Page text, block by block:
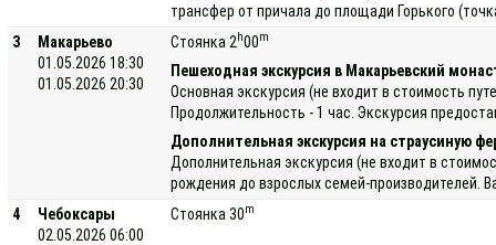
трансфер от причала до площади Горького
3
Макарьево
01.05.2026 18:30
01.05.2026 20:30
Стоянка 2 h00m
Пешеходная экскурсия в Макарьевский
Основная экскурсия (не входит в стоимость
Продолжительность - 1 час. Экскурсия
Дополнительная экскурсия на страусиную
Дополнительная экскурсия (не входит в
рождения до взрослых семей-производителей.
4
Чебоксары
02.05.2026 06:00
Стоянка 30m